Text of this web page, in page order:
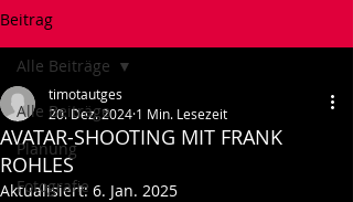
Beitrag
Alle Beiträge
Planung
Fotografie
Alle Beiträge
AVATAR-SHOOTING MIT FRANK
ROHLES
timotautges
20. Dez. 2024 1 Min. Lesezeit
Aktualisiert: 6. Jan. 2025